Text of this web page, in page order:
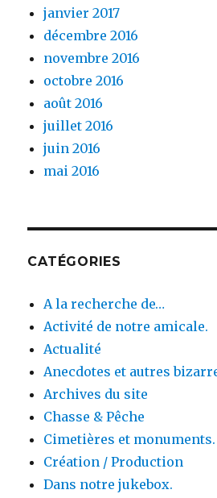
janvier 2017
décembre 2016
novembre 2016
octobre 2016
août 2016
juillet 2016
juin 2016
mai 2016
CATÉGORIES
A la recherche de…
Activité de notre amicale.
Actualité
Anecdotes et autres
Archives du site
Chasse & Pêche
Cimetières et monuments.
Création / Production
Dans notre jukebox.